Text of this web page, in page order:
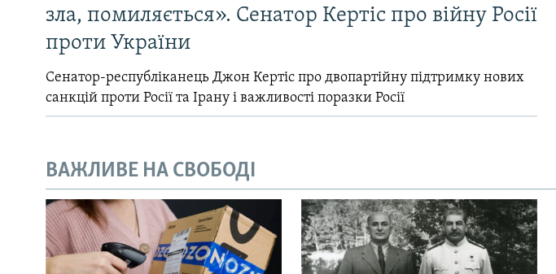
зла, помиляється». Сенатор Кертіс про війну Росії
проти України
Сенатор-республіканець Джон Кертіс про двопартійну підтримку нових
санкцій проти Росії та Ірану і важливості поразки Росії
ВАЖЛИВЕ НА СВОБОДІ